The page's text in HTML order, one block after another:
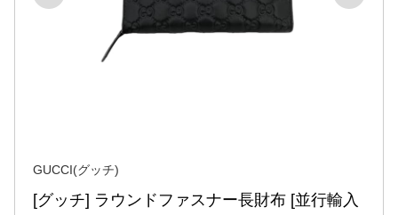
GUCCI(グッチ)
[グッチ] ラウンドファスナー長財布 [並行輸入